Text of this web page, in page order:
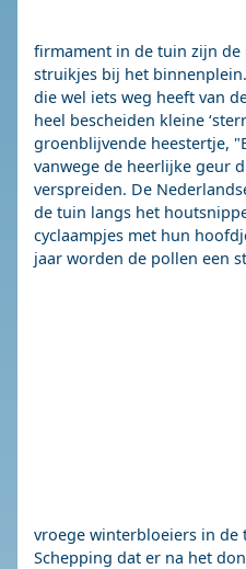
firmament in de tuin zijn de
struikjes bij het
die wel iets weg heeft van
heel bescheiden kleine
groenblijvende heestertje,
vanwege de heerlijke geur
verspreiden. De
de tuin langs het
cyclaampjes met hun
jaar worden de pollen een
vroege winterbloeiers in de
Schepping dat er na het